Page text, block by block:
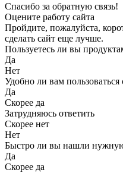
Спасибо за обратную связь!
Оцените работу сайта
Пройдите, пожалуйста,
сделать сайт еще лучше.
Пользуетесь ли вы
Да
Нет
Удобно ли вам пользоваться
Да
Скорее да
Затрудняюсь ответить
Скорее нет
Нет
Быстро ли вы нашли
Да
Скорее да